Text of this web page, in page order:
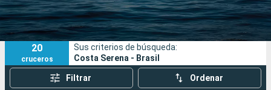
Puertos Compañías
Buscar
20
cruceros
Sus criterios de búsqueda:
Costa Serena - Brasil
Filtrar Ordenar